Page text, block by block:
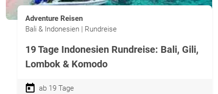
Adventure Reisen
Bali & Indonesien | Rundreise
19 Tage Indonesien Rundreise: Bali, Gili,
Lombok & Komodo
ab 19 Tage